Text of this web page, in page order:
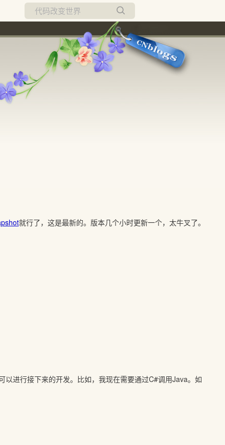
所有博客
当前博客
就行了，这是最新的。版本几个小时更新一个，太牛叉了。
进行接下来的开发。比如，我现在需要通过C#调用Java。如